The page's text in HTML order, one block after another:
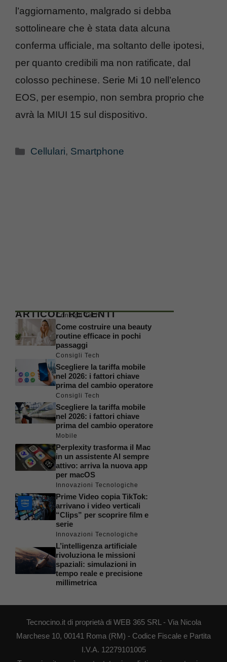
l’aggiornamento, malgrado si debba
sottolineare che è stata data alcuna
conferma ufficiale, ma soltanto delle ipotesi,
per quanto credibili ma non ratificate, dal
colosso pechinese. Serie Mi 10 nell’elenco
EOS, per esempio, non sembra proprio che
avrà la MIUI 15 sul dispositivo.
Categorie
Cellulari, Smartphone
ARTICOLI RECENTI
Consigli Tech
Come costruire una beauty
routine efficace in pochi
passaggi
Consigli Tech
Scegliere la tariffa mobile
nel 2026: i fattori chiave
prima del cambio operatore
Consigli Tech
Scegliere la tariffa mobile
nel 2026: i fattori chiave
prima del cambio operatore
Mobile
Perplexity trasforma il Mac
in un assistente AI sempre
attivo: arriva la nuova app
per macOS
Innovazioni Tecnologiche
Prime Video copia TikTok:
arrivano i video verticali
“Clips” per scoprire film e
serie
Innovazioni Tecnologiche
L’intelligenza artificiale
rivoluziona le missioni
spaziali: simulazioni in
tempo reale e precisione
millimetrica
Tecnocino.it di proprietà di WEB 365 SRL - Via Nicola
Marchese 10, 00141 Roma (RM) - Codice Fiscale e Partita
I.V.A. 12279101005